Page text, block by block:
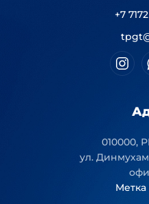
+7
010000,
ул.
Метка